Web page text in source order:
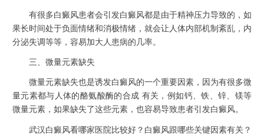
有很多白癜风患者会引发白癜风都是由于精神压力导致的，如
果长时间处于负面情绪和消极情绪，就会让人体内部机制紊乱，内
分泌失调等等，容易加大人患病的几率。
三、微量元素缺失
微量元素缺失也是诱发白癜风的一个重要因素，因为有很多微
量元素都与人体的酪氨酸酶的合成 有关，例如钙、铁、锌、镁等
微量元素，如果缺失了这些元素，也容易导致患者引发白癜风。
武汉白癜风看哪家医院比较好？白癜风跟哪些关键因素有关？